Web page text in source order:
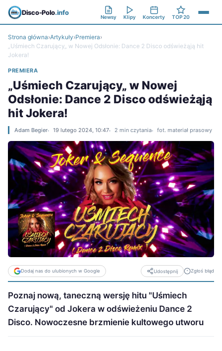
Disco-Polo.info
Newsy Klipy Koncerty TOP 20
Strona główna›Artykuły›Premiera›
„Uśmiech Czarujący„ w Nowej Odsłonie: Dance 2 Disco odświeżąją hit
Jokera!
PREMIERA
„Uśmiech Czarujący„ w Nowej
Odsłonie: Dance 2 Disco odświeżąją
hit Jokera!
Adam Begier 19 lutego 2024, 10:47 2 min czytania fot. materiał prasowy
Dodaj nas do ulubionych w Google Udostępnij Zgłoś błąd
Poznaj nową, taneczną wersję hitu "Uśmiech
Czarujący" od Jokera w odświeżeniu Dance 2
Disco. Nowoczesne brzmienie kultowego utworu